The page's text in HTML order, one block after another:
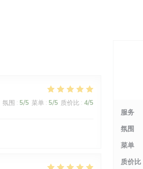
氛围 : 5/5 菜单 : 5/5 质价比 : 4/5
服务
氛围
菜单
质价比